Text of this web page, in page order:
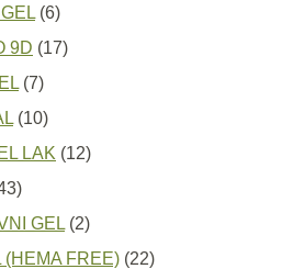
proizvoda
66
proizvoda
9D 1717
77
proizvoda
1010
proizvoda
LAK 1212
43
proizvoda
GEL 22
proizvoda
(HEMA FREE) 2222